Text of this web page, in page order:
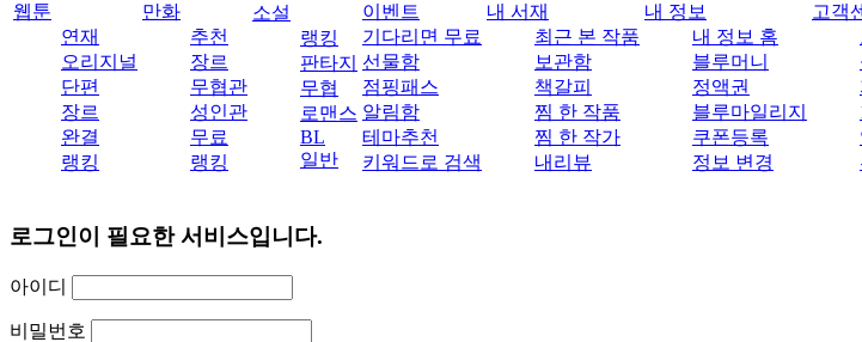
웹툰
연재
오리지널
단편
장르
완결
랭킹
만화
추천
장르
무협관
성인관
무료
랭킹
소설
랭킹
판타지
무협
로맨스
BL
일반
이벤트
기다리면 무료
선물함
점핑패스
알림함
테마추천
키워드로 검색
내 서재
최근 본 작품
보관함
책갈피
찜 한 작품
찜 한 작가
내리뷰
내 정보
내 정보 홈
블루머니
정액권
블루마일리지
쿠폰등록
정보 변경
고객
로그인이 필요한 서비스입니다.
아이디
비밀번호